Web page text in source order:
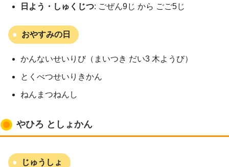
日よう・しゅくじつ: ごぜん9じ から ごご5じ
おやすみの日
かんないせいりび（まいつき だい3 木ようび）
とくべつせいりきかん
ねんまつねんし
やひろ としょかん
じゅうしょ